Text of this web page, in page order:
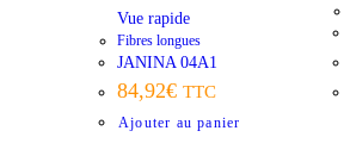
Vue rapide
Fibres longues
JANINA 04A1
84,92€ TTC
Ajouter au panier